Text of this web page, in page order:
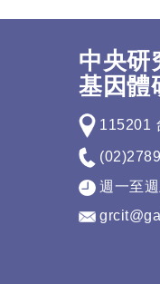
中央研
基因體
115201
週一至